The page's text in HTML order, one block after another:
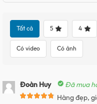
Tất cả 5 4
Có video Có ảnh
Đoàn Huy
Đã mua
Hàng đẹp,